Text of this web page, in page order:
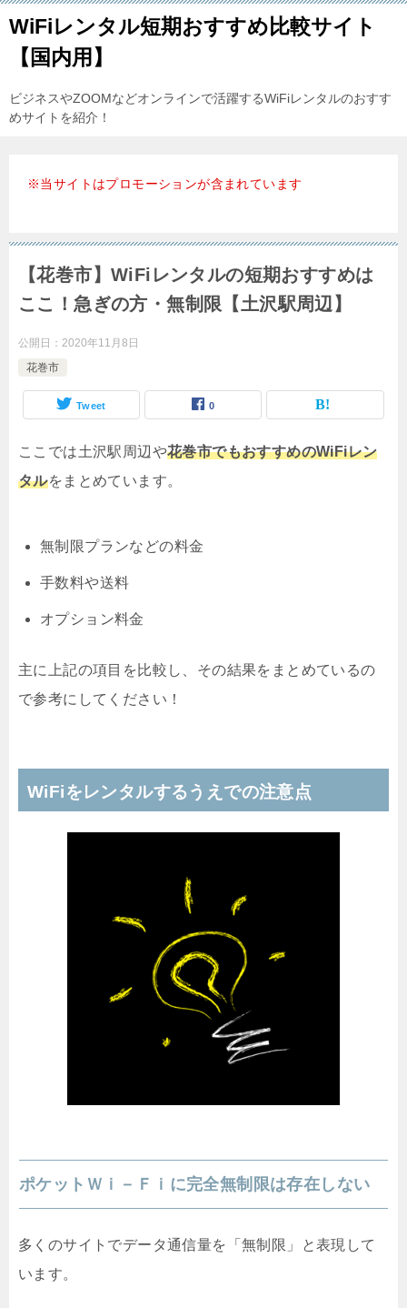
WiFiレンタル短期おすすめ比較サイト
【国内用】
ビジネスやZOOMなどオンラインで活躍するWiFiレンタルのおすす
めサイトを紹介！
※当サイトはプロモーションが含まれています
【花巻市】WiFiレンタルの短期おすすめは
ここ！急ぎの方・無制限【土沢駅周辺】
公開日： 2020年11月8日
花巻市
Tweet 0
ここでは土沢駅周辺や花巻市でもおすすめのWiFiレン
タルをまとめています。
無制限プランなどの料金
手数料や送料
オプション料金
主に上記の項目を比較し、その結果をまとめているの
で参考にしてください！
WiFiをレンタルするうえでの注意点
ポケットＷｉ－Ｆｉに完全無制限は存在しない
多くのサイトでデータ通信量を「無制限」と表現して
います。